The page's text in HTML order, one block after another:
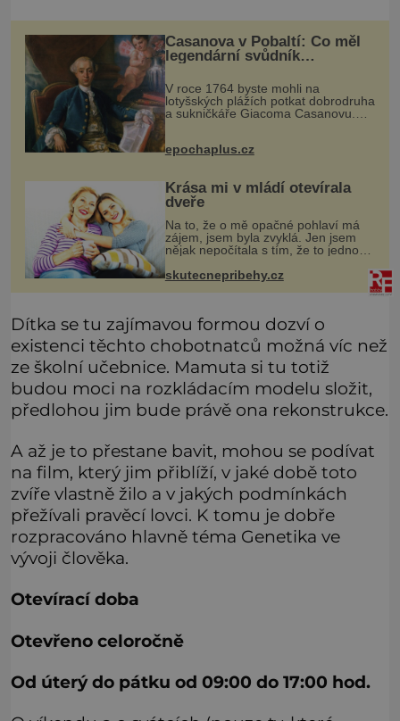
Casanova v Pobaltí: Co měl
legendární svůdník
společného se svobodnými
zednáři?
V roce 1764 byste mohli na
lotyšských plážích potkat dobrodruha
a sukničkáře Giacoma Casanovu.
Jeho cesta k Baltskému moři však
pracovní cestou se zištnými úmysly.
epochaplus.cz
Krása mi v mládí otevírala
dveře
Na to, že o mě opačné pohlaví má
zájem, jsem byla zvyklá. Jen jsem
nějak nepočítala s tím, že to jednou
Když mi bylo dvacet, rychle jsem
skutecnepribehy.cz
Dítka se tu zajímavou formou dozví o
existenci těchto chobotnatců možná víc než
ze školní učebnice. Mamuta si tu totiž
budou moci na rozkládacím modelu složit,
předlohou jim bude právě ona rekonstrukce.
A až je to přestane bavit, mohou se podívat
na film, který jim přiblíží, v jaké době toto
zvíře vlastně žilo a v jakých podmínkách
přežívali pravěcí lovci. K tomu je dobře
rozpracováno hlavně téma Genetika ve
vývoji člověka.
Otevírací doba
Otevřeno celoročně
Od úterý do pátku od 09:00 do 17:00 hod.